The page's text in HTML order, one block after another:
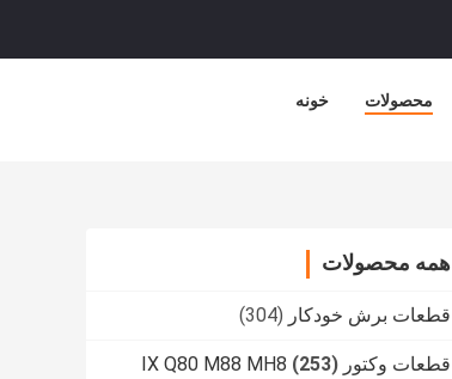
خونه محصولات
همه محصولات
قطعات برش خودکار (304)
قطعات وکتور IX Q80 M88 MH8 (253)